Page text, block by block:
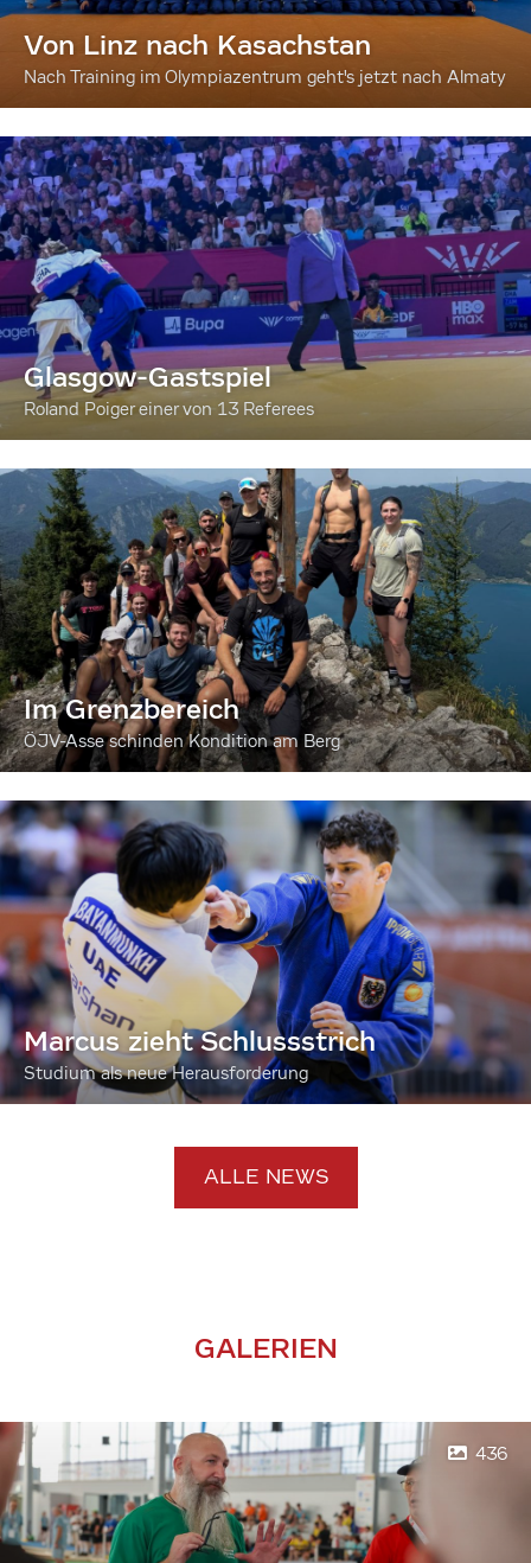
Von Linz nach Kasachstan
Nach Training im Olympiazentrum geht's jetzt nach Almaty
Glasgow-Gastspiel
Roland Poiger einer von 13 Referees
Im Grenzbereich
ÖJV-Asse schinden Kondition am Berg
Marcus zieht Schlussstrich
Studium als neue Herausforderung
ALLE NEWS
GALERIEN
436